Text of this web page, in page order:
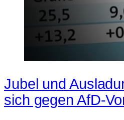
Jubel und
sich gegen AfD-